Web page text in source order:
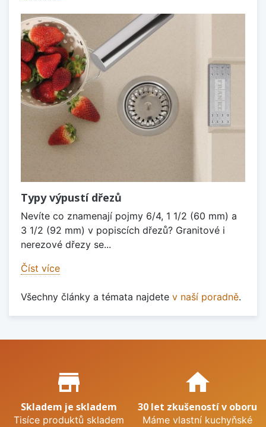
Typy výpustí dřezů
Nevíte co znamenají pojmy 6/4, 1 1/2 (60 mm) a
3 1/2 (92 mm) v popiscích dřezů? Granitové i
nerezové dřezy se...
Číst více
Všechny články a témata najdete v naší poradně.
Proč nakupovat u nás?
store_mall_directory
Skladem je skladem
Tisíce produktů skladem
home
30 let zkušeností v oboru
Máme vlastní kuchyňské